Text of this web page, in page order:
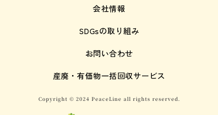
会社情報
SDGsの取り組み
お問い合わせ
産廃・有価物一括回収サービス
Copyright © 2024 PeaceLine all rights reserved.